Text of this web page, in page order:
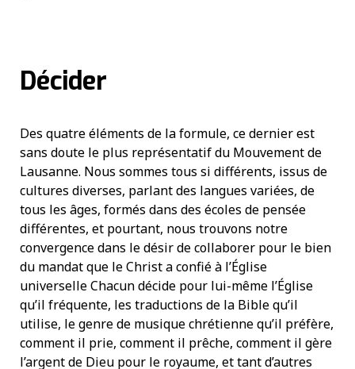
Décider
Des quatre éléments de la formule, ce dernier est
sans doute le plus représentatif du Mouvement de
Lausanne. Nous sommes tous si différents, issus de
cultures diverses, parlant des langues variées, de
tous les âges, formés dans des écoles de pensée
différentes, et pourtant, nous trouvons notre
convergence dans le désir de collaborer pour le bien
du mandat que le Christ a confié à l’Église
universelle Chacun décide pour lui-même l’Église
qu’il fréquente, les traductions de la Bible qu’il
utilise, le genre de musique chrétienne qu’il préfère,
comment il prie, comment il prêche, comment il gère
l’argent de Dieu pour le royaume, et tant d’autres